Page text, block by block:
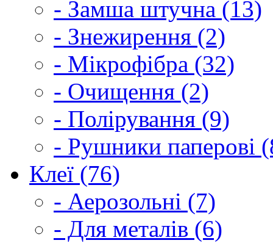
- Замша штучна (13)
- Знежирення (2)
- Мікрофібра (32)
- Очищення (2)
- Полірування (9)
- Рушники паперові
Клеї (76)
- Аерозольні (7)
- Для металів (6)